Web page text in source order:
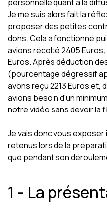
personnelle quant à la
Je me suis alors fait la
proposer des petites
dons. Cela a fonctionné
avions récolté 2405 Euros,
Euros. Après déduction
(pourcentage dégressif
avons reçu 2213 Euros et,
avions besoin d'un
notre vidéo sans devoir la
Je vais donc vous exposer
retenus lors de la
que pendant son
1 - La